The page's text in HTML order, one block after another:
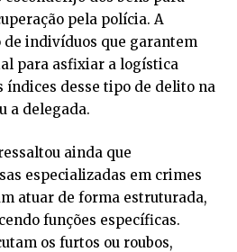
pela polícia. A
indivíduos que garantem
para asfixiar a logística
índices desse tipo de delito na
a delegada.
ainda que
especializadas em crimes
atuar de forma estruturada,
funções específicas.
os furtos ou roubos,